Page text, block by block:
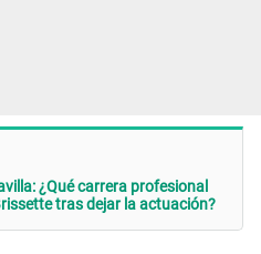
¿Qué carrera profesional
tras dejar la actuación?